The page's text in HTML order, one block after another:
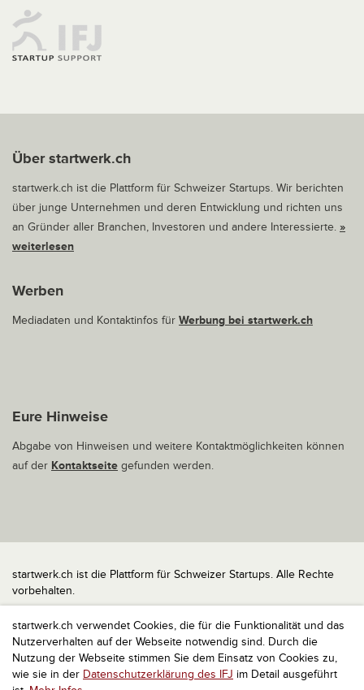
startwerk.ch verwendet Cookies, die für die Funktionalität und das
Nutzerverhalten auf der Webseite notwendig sind. Durch die
Nutzung der Webseite stimmen Sie dem Einsatz von Cookies zu,
wie sie in der Datenschutzerklärung des IFJ im Detail ausgeführt
Über startwerk.ch
startwerk.ch ist die Plattform für Schweizer Startups. Wir berichten
über junge Unternehmen und deren Entwicklung und richten uns
an Gründer aller Branchen, Investoren und andere Interessierte. »
weiterlesen
Werben
Mediadaten und Kontaktinfos für Werbung bei startwerk.ch
Eure Hinweise
Abgabe von Hinweisen und weitere Kontaktmöglichkeiten können
auf der Kontaktseite gefunden werden.
startwerk.ch ist die Plattform für Schweizer Startups. Alle Rechte
vorbehalten.
Impressum
Kontakt
nach oben